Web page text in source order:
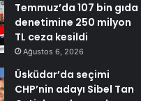
Temmuz’da 107 bin gıda
denetimine 250 milyon
TL ceza kesildi
Ağustos 6, 2026
Üsküdar’da seçimi
CHP’nin adayı Sibel Tan